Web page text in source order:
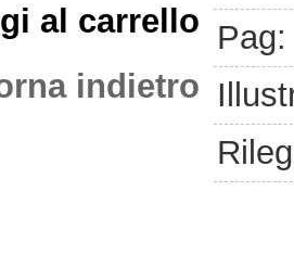
al carrello
indietro
Pag: